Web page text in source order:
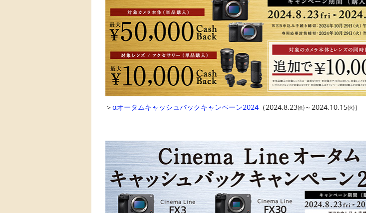
＞αオータムキャッシュバックキャンペーン2024（2024.8.23㈮～2024.10.15㈫）